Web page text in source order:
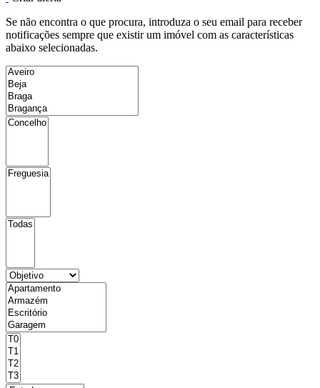
Se não encontra o que procura, introduza o seu email para receber
notificações sempre que existir um imóvel com as características
abaixo selecionadas.